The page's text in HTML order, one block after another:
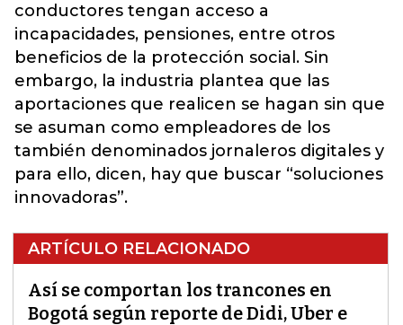
conductores tengan acceso a
incapacidades, pensiones, entre otros
beneficios de la protección social. Sin
embargo, la industria plantea que las
aportaciones que realicen se hagan sin que
se asuman como empleadores de los
también denominados jornaleros digitales y
para ello, dicen, hay que buscar “soluciones
innovadoras”.
ARTÍCULO RELACIONADO
Así se comportan los trancones en
Bogotá según reporte de Didi, Uber e